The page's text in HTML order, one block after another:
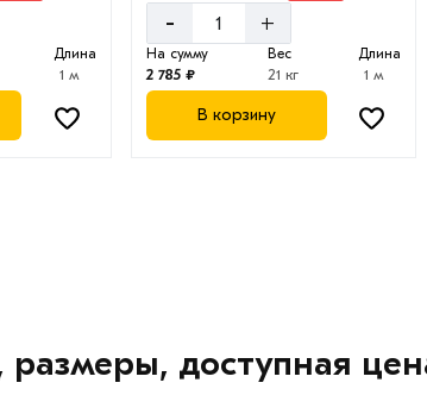
Длина
1 м
- +
На сумму
2 785 ₽
Вес
21 кг
Длина
1 м
В корзину
доступная